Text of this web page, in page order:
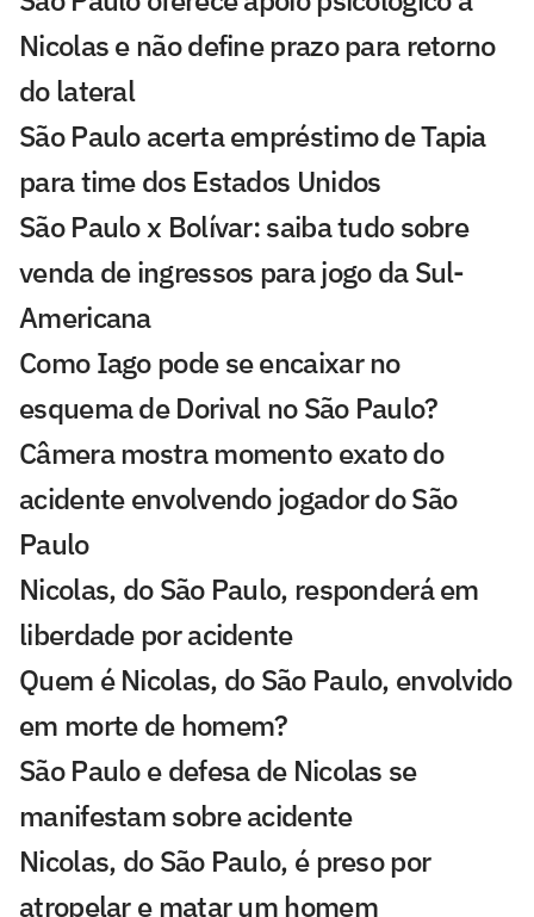
Nicolas e não define prazo para retorno
do lateral
São Paulo acerta empréstimo de Tapia
para time dos Estados Unidos
São Paulo x Bolívar: saiba tudo sobre
venda de ingressos para jogo da Sul-
Americana
Como Iago pode se encaixar no
esquema de Dorival no São Paulo?
Câmera mostra momento exato do
acidente envolvendo jogador do São
Paulo
Nicolas, do São Paulo, responderá em
liberdade por acidente
Quem é Nicolas, do São Paulo, envolvido
em morte de homem?
São Paulo e defesa de Nicolas se
manifestam sobre acidente
Nicolas, do São Paulo, é preso por
atropelar e matar um homem